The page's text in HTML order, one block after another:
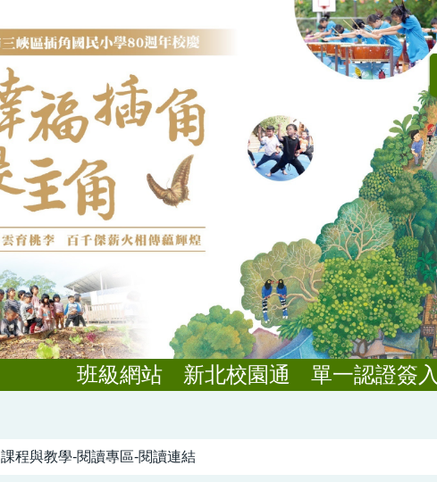
班級網站 新北校園通 單一認證簽入
課程與教學-閱讀專區-閱讀連結